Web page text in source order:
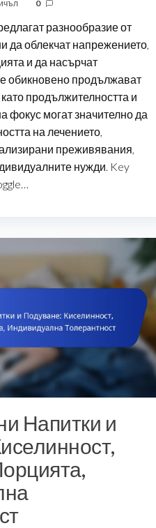
0
разнообразие от
да облекчат напрежението,
и да насърчат
обикновено продължават
продължителността и
фокус могат значително да
на лечението,
преживявания,
нужди. Key
Напитки и